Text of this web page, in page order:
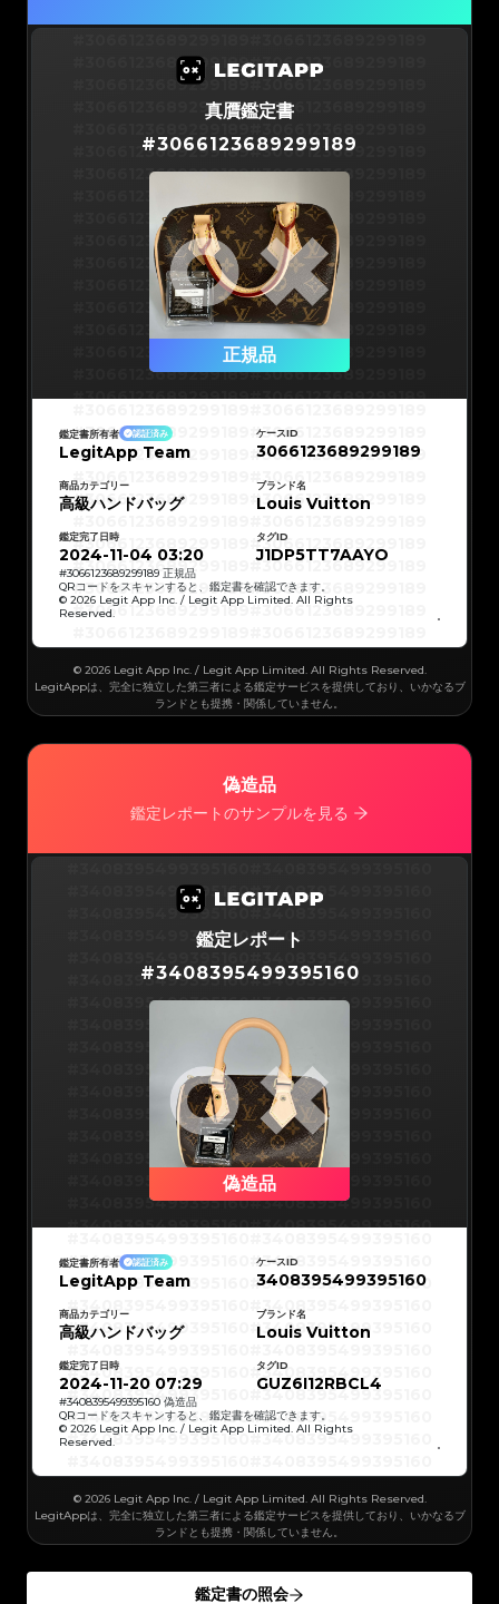
#3066123689299189#3066123689299189
#3066123689299189#3066123689299189
#3066123689299189#3066123689299189
#3066123689299189#3066123689299189
#3066123689299189#3066123689299189
#3066123689299189#3066123689299189
#3066123689299189#3066123689299189
#3066123689299189#3066123689299189
#3066123689299189#3066123689299189
#3066123689299189#3066123689299189
#3066123689299189#3066123689299189
#3066123689299189#3066123689299189
#3066123689299189#3066123689299189
#3066123689299189#3066123689299189
#3066123689299189
#3066123689299189
#3066123689299189
#3066123689299189
#3066123689299189
#3066123689299189
#3066123689299189
#3066123689299189
#3066123689299189
#3066123689299189
#3066123689299189
#3066123689299189
#3066123689299189
#3066123689299189#3066123689299189
#3066123689299189
#3066123689299189#3066123689299189
#3066123689299189#3066123689299189
#3066123689299189#3066123689299189
#3066123689299189#3066123689299189
#3066123689299189#3066123689299189
#3066123689299189#3066123689299189
#3066123689299189#3066123689299189
#3066123689299189#3066123689299189
#3066123689299189 #3066123689299189
#3066123689299189
#3066123689299189
#3066123689299189#3066123689299189
#3066123689299189#3066123689299189
#3066123689299189#3066123689299189
#3066123689299189
#3066123689299189
#3066123689299189
#3066123689299189
#3066123689299189#3066123689299189
#3066123689299189#3066123689299189
#3066123689299189#3066123689299189
#3066123689299189#3066123689299189
#3066123689299189#3066123689299189
#3066123689299189#3066123689299189
#3066123689299189
#3066123689299189
#3066123689299189
#3066123689299189
#3066123689299189
#3066123689299189
#3066123689299189
#3066123689299189
#3066123689299189
#3066123689299189
#3066123689299189
#3066123689299189#3066123689299189
#3066123689299189
#3066123689299189#3066123689299189
#3066123689299189#3066123689299189
#3066123689299189#3066123689299189
#3066123689299189#3066123689299189
真贋鑑定書
#3066123689299189
正規品
#3066123689299189
#3066123689299189
#3066123689299189
#3066123689299189
#3066123689299189
#3066123689299189
#3066123689299189
#3066123689299189
#3066123689299189
#3066123689299189
#3066123689299189
#3066123689299189
#3066123689299189#3066123689299189
#3066123689299189#3066123689299189
#3066123689299189#3066123689299189
#3066123689299189#3066123689299189
#3066123689299189#3066123689299189
#3066123689299189#3066123689299189
#3066123689299189#3066123689299189
#3066123689299189#3066123689299189
#3066123689299189#3066123689299189
#3066123689299189#3066123689299189
#3066123689299189#3066123689299189
#3066123689299189#3066123689299189
#3066123689299189#3066123689299189
#3066123689299189
#3066123689299189
#3066123689299189#3066123689299189
#3066123689299189
#3066123689299189
#3066123689299189#3066123689299189
#3066123689299189#3066123689299189
#3066123689299189#3066123689299189
#3066123689299189#3066123689299189
#3066123689299189#3066123689299189
#3066123689299189#3066123689299189
#3066123689299189#3066123689299189
#3066123689299189
#3066123689299189
#3066123689299189
#3066123689299189
#3066123689299189
#3066123689299189
#3066123689299189
#3066123689299189
#3066123689299189
#3066123689299189
#3066123689299189
#3066123689299189#3066123689299189
#3066123689299189#3066123689299189
#3066123689299189#3066123689299189
#3066123689299189#3066123689299189
#3066123689299189#3066123689299189
#3066123689299189#3066123689299189
#3066123689299189#3066123689299189
#3066123689299189#3066123689299189
鑑定書所有者 認証済み
LegitApp Team
ケースID
3066123689299189
商品カテゴリー
高級ハンドバッグ
ブランド名
Louis Vuitton
鑑定完了日時
2024-11-04 03:20
タグID
J1DP5TT7AAYO
#3066123689299189 正規品
QRコードをスキャンすると、鑑定書を確認できます。
© 2026 Legit App Inc. / Legit App Limited. All Rights
Reserved.
© 2026 Legit App Inc. / Legit App Limited. All Rights Reserved.
LegitAppは、完全に独立した第三者による鑑定サービスを提供しており、いかなるブ
ランドとも提携・関係していません。
偽造品
鑑定レポートのサンプルを見る
#3408395499395160#3408395499395160
#3408395499395160#3408395499395160
#3408395499395160#3408395499395160
#3408395499395160#3408395499395160
#3408395499395160#3408395499395160
#3408395499395160#3408395499395160
#3408395499395160
#3408395499395160
#3408395499395160
#3408395499395160
#3408395499395160#3408395499395160
#3408395499395160#3408395499395160
#3408395499395160#3408395499395160
#3408395499395160#3408395499395160
#3408395499395160#3408395499395160
#3408395499395160#3408395499395160
#3408395499395160#3408395499395160
#3408395499395160
#3408395499395160
#3408395499395160
#3408395499395160
#3408395499395160
#3408395499395160
#3408395499395160
#3408395499395160
#3408395499395160
#3408395499395160
#3408395499395160
#3408395499395160
#3408395499395160
#3408395499395160#3408395499395160
#3408395499395160
#3408395499395160#3408395499395160
#3408395499395160#3408395499395160
#3408395499395160#3408395499395160
#3408395499395160
#3408395499395160
鑑定レポート
#3408395499395160
偽造品
#3408395499395160
#3408395499395160
#3408395499395160
#3408395499395160
#3408395499395160
#3408395499395160
#3408395499395160
#3408395499395160
#3408395499395160
#3408395499395160
#3408395499395160
#3408395499395160
#3408395499395160#3408395499395160
#3408395499395160#3408395499395160
#3408395499395160#3408395499395160
#3408395499395160#3408395499395160
#3408395499395160#3408395499395160
#3408395499395160#3408395499395160
#3408395499395160#3408395499395160
#3408395499395160#3408395499395160
鑑定書所有者 認証済み
LegitApp Team
ケースID
3408395499395160
商品カテゴリー
高級ハンドバッグ
ブランド名
Louis Vuitton
鑑定完了日時
2024-11-20 07:29
タグID
GUZ6I12RBCL4
#3408395499395160 偽造品
QRコードをスキャンすると、鑑定書を確認できます。
© 2026 Legit App Inc. / Legit App Limited. All Rights
Reserved.
© 2026 Legit App Inc. / Legit App Limited. All Rights Reserved.
LegitAppは、完全に独立した第三者による鑑定サービスを提供しており、いかなるブ
ランドとも提携・関係していません。
鑑定書の照会